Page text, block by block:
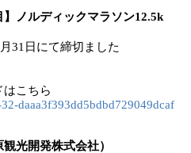
ルディックマラソン12.5k
31日にて締切ました
はこちら
daaa3f393dd5bdbd729049dcaf
光開発株式会社）